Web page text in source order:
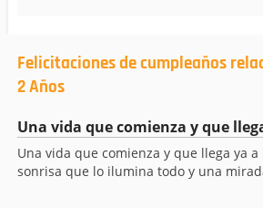
Felicitaciones de cumpleaños
2 Años
Una vida que comienza y que
Una vida que comienza y que llega ya a
sonrisa que lo ilumina todo y una